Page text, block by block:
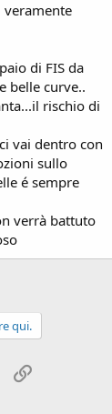
di FIS da
belle curve..
rischio di
vai dentro con
sullo
é sempre
verrà battuto
qui.
Email